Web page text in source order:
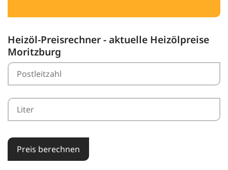
Heizöl-Preisrechner - aktuelle Heizölpreise
Moritzburg
Preis berechnen